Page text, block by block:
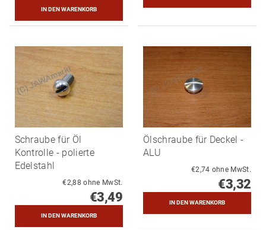
Schraube für Öl
Kontrolle - polierte
Edelstahl
€2,88 ohne MwSt.
€3,49
Ölschraube für Deckel -
ALU
€2,74 ohne MwSt.
€3,32